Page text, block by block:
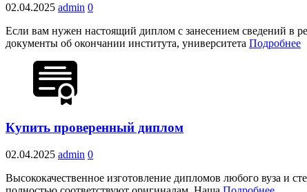
02.04.2025 admin 0
Если вам нужен настоящий диплом с занесением сведений в
документы об окончании института, университета Подробнее
Купить проверенный диплом
02.04.2025 admin 0
Высококачественное изготовление дипломов любого вуза и